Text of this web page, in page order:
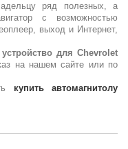
ряд полезных, а
с возможностью
выход и Интернет,
для Chevrolet
на нашем сайте или по
купить автомагнитолу